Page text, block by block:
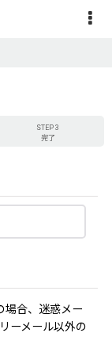
STEP 3
完了
場合、迷惑メー
ーメール以外の